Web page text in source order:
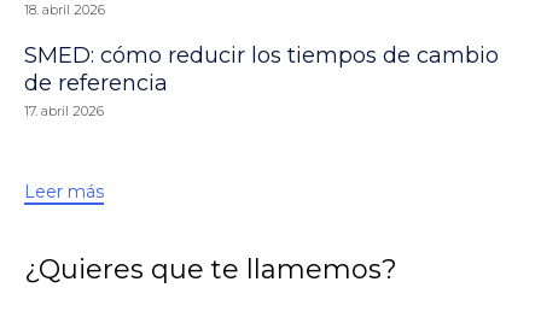
18. abril 2026
SMED: cómo reducir los tiempos de cambio
de referencia
17. abril 2026
Leer más
¿Quieres que te llamemos?